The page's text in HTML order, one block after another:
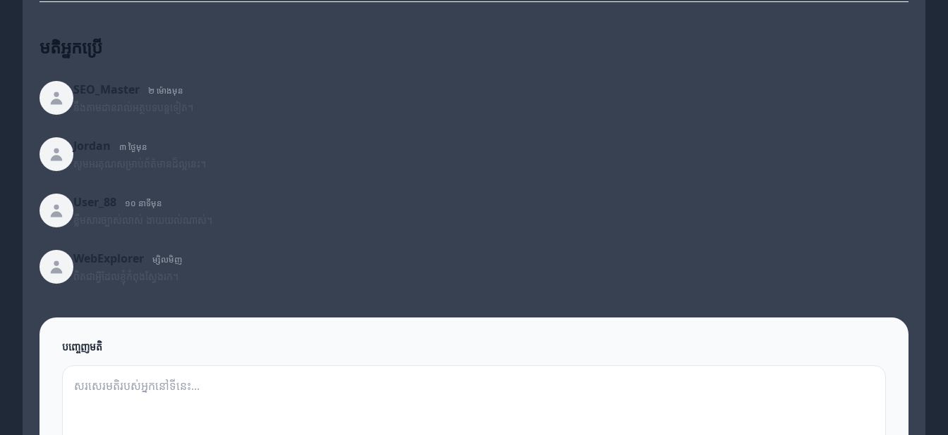
មតិអ្នកប្រើ
SEO_Master ២ ម៉ោងមុន
Jordan ៣ ថ្ងៃមុន
User_88 ១០ នាទីមុន
WebExplorer ម្សិលមិញ
បញ្ចេញមតិ